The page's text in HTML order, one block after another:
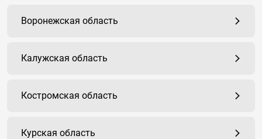
Воронежская область
Калужская область
Костромская область
Курская область